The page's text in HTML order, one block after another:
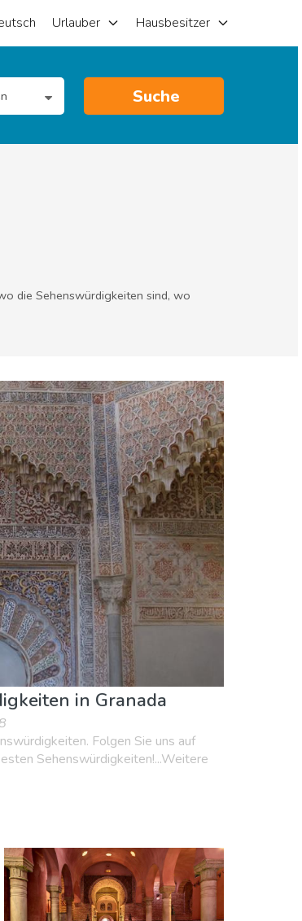
Urlauber Hausbesitzer
Suche
die Sehenswürdigkeiten sind, wo
in Granada
Folgen Sie uns auf
Sehenswürdigkeiten!...Weitere